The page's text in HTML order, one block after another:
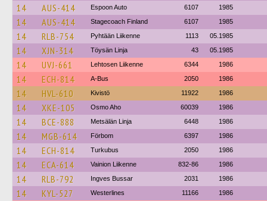
14 AUS-414 Espoon Auto 6107 1985
14 AUS-414 Stagecoach Finland 6107 1985
14 RLB-754 Pyhtään Liikenne 1113 05.1985
14 XJN-314 Töysän Linja 43 05.1985
14 UVJ-661 Lehtosen Liikenne 6344 1986
14 ECH-814 A-Bus 2050 1986
14 HVL-610 Kivistö 11922 1986
14 XKE-105 Osmo Aho 60039 1986
14 BCE-888 Metsälän Linja 6448 1986
14 MGB-614 Förbom 6397 1986
14 ECH-814 Turkubus 2050 1986
14 ECA-614 Vainion Liikenne 832-86 1986
14 RLB-792 Ingves Bussar 2031 1986
14 KYL-527 Westerlines 11166 1986